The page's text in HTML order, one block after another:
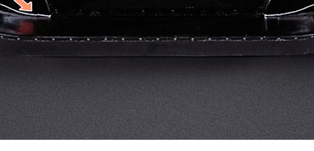
Från 350 900 kr